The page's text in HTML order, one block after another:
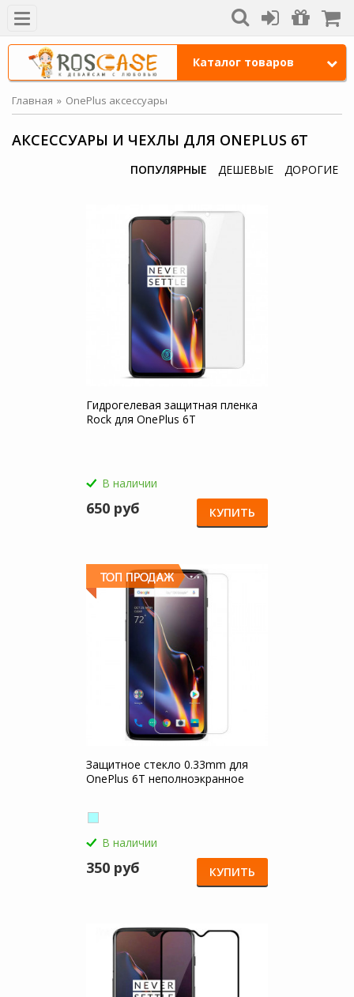
Каталог товаров
Главная OnePlus аксессуары
АКСЕССУАРЫ И ЧЕХЛЫ ДЛЯ ONEPLUS 6T
ПОПУЛЯРНЫЕ ДЕШЕВЫЕ ДОРОГИЕ
Гидрогелевая защитная пленка
Rock для OnePlus 6T
В наличии
650 руб КУПИТЬ
Защитное стекло 0.33mm для
OnePlus 6T неполноэкранное
В наличии
350 руб КУПИТЬ